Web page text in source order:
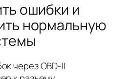
ошибки и
нормальную
через OBD-II